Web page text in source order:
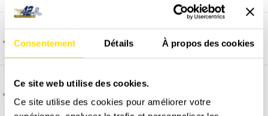
Consentement Détails À propos des cookies
Ce site web utilise des cookies.
Ce site utilise des cookies pour améliorer votre
La vidéo embarquée, comment ça marche ?
Comment et quand programmer un stage ?